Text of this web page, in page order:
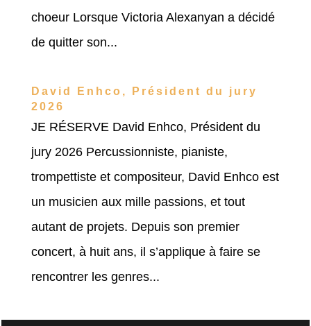
choeur Lorsque Victoria Alexanyan a décidé
de quitter son...
David Enhco, Président du jury
2026
JE RÉSERVE David Enhco, Président du
jury 2026 Percussionniste, pianiste,
trompettiste et compositeur, David Enhco est
un musicien aux mille passions, et tout
autant de projets. Depuis son premier
concert, à huit ans, il s’applique à faire se
rencontrer les genres...